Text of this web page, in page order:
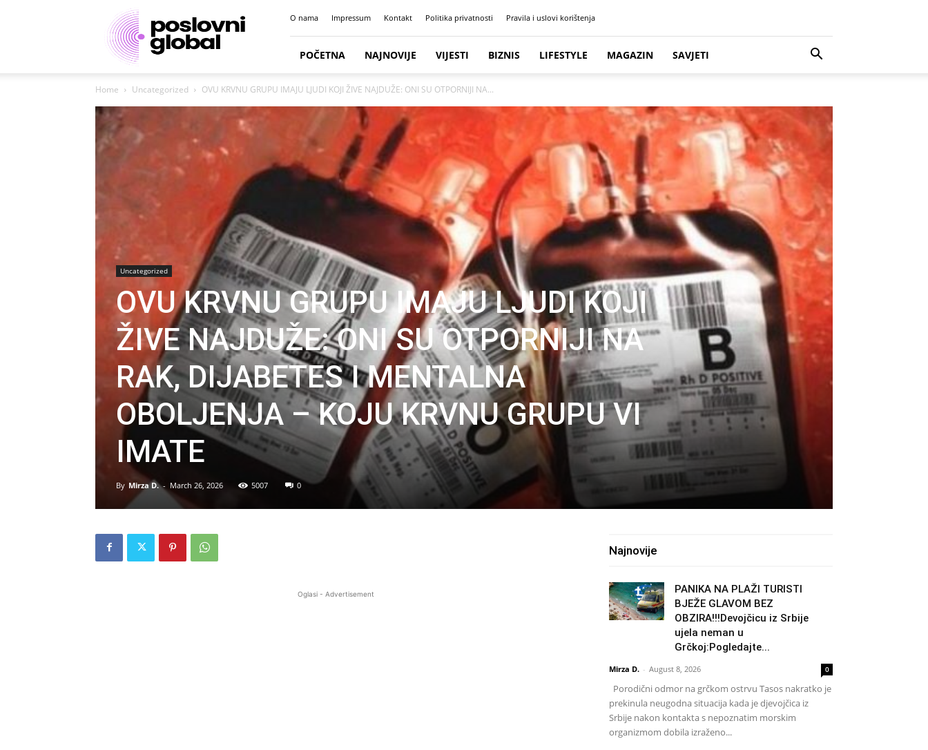
Poslovni
portal
O nama Impressum Kontakt Politika privatnosti Pravila i uslovi korištenja
POČETNA NAJNOVIJE VIJESTI BIZNIS LIFESTYLE MAGAZIN SAVJETI
Home Uncategorized OVU KRVNU GRUPU IMAJU LJUDI KOJI ŽIVE NAJDUŽE: ONI SU OTPORNIJI NA...
Uncategorized
OVU KRVNU GRUPU IMAJU LJUDI KOJI
ŽIVE NAJDUŽE: ONI SU OTPORNIJI NA
RAK, DIJABETES I MENTALNA
OBOLJENJA – KOJU KRVNU GRUPU VI
IMATE
By Mirza D. - March 26, 2026 5007 0
Oglasi - Advertisement
Najnovije
PANIKA NA PLAŽI TURISTI
BJEŽE GLAVOM BEZ
OBZIRA!!!Devojčicu iz Srbije
ujela neman u
Grčkoj:Pogledajte...
Mirza D. - August 8, 2026 0
Porodični odmor na grčkom ostrvu Tasos nakratko je
prekinula neugodna situacija kada je djevojčica iz
Srbije nakon kontakta s nepoznatim morskim
organizmom dobila izraženo...